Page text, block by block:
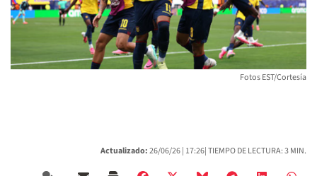
Fotos EST/Cortesía
Actualizado:26/06/26 | 17:26| TIEMPO DE LECTURA: 3 MIN.